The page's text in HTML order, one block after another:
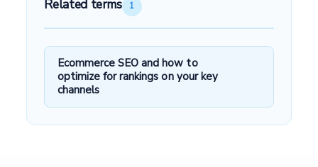
Related terms 1
Ecommerce SEO and how to
optimize for rankings on your key
channels